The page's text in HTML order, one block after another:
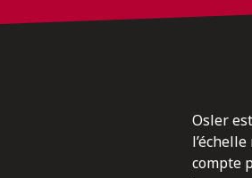
Osler
compte